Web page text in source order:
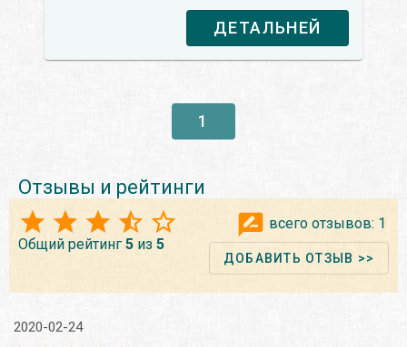
ДЕТАЛЬНЕЙ
1
Отзывы и рейтинги
Общий рейтинг 5 из 5
всего отзывов: 1
ДОБАВИТЬ ОТЗЫВ >>
2020-02-24